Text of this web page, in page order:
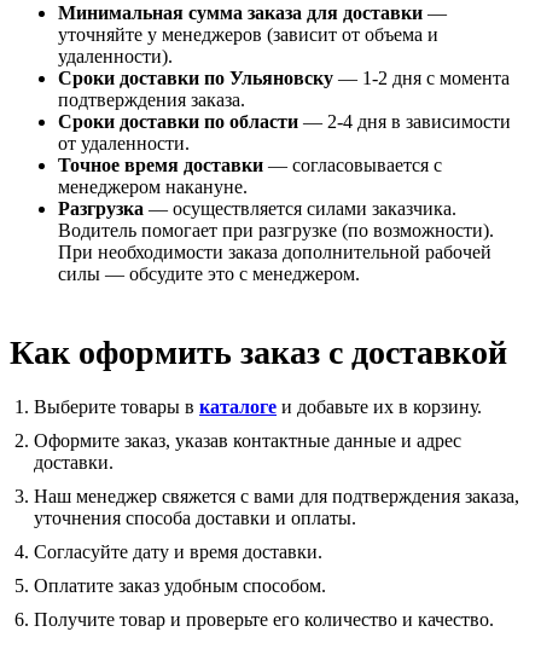
Минимальная сумма заказа для доставки —
уточняйте у менеджеров (зависит от объема и
удаленности).
Сроки доставки по Ульяновску — 1-2 дня с момента
подтверждения заказа.
Сроки доставки по области — 2-4 дня в зависимости
от удаленности.
Точное время доставки — согласовывается с
менеджером накануне.
Разгрузка — осуществляется силами заказчика.
Водитель помогает при разгрузке (по возможности).
При необходимости заказа дополнительной рабочей
силы — обсудите это с менеджером.
Как оформить заказ с доставкой
Выберите товары в каталоге и добавьте их в корзину.
Оформите заказ, указав контактные данные и адрес
доставки.
Наш менеджер свяжется с вами для подтверждения заказа,
уточнения способа доставки и оплаты.
Согласуйте дату и время доставки.
Оплатите заказ удобным способом.
Получите товар и проверьте его количество и качество.